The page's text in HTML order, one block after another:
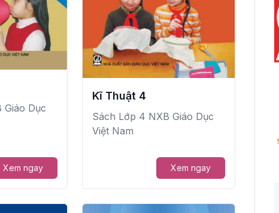
Giáo Dục
Xem ngay
Kĩ Thuật 4
Sách Lớp 4 NXB Giáo Dục
Việt Nam
Xem ngay